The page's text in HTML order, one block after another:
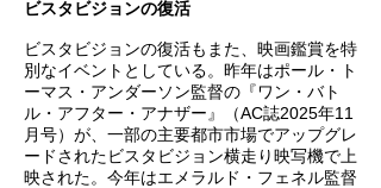
ビスタビジョンの復活
ビスタビジョンの復活もまた、映画鑑賞を特
別なイベントとしている。昨年はポール・ト
ーマス・アンダーソン監督の『ワン・バト
ル・アフター・アナザー』（AC誌2025年11
月号）が、一部の主要都市市場でアップグレ
ードされたビスタビジョン横走り映写機で上
映された。今年はエメラルド・フェネル監督